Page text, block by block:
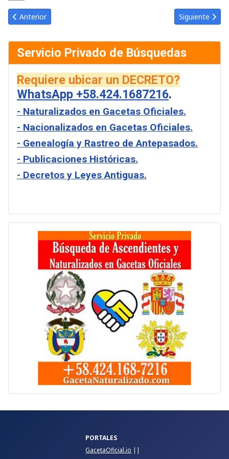
Link
Email
Artículo anterior: Gaceta Oficial de Venezuela #1178 del viernes
Anterior Artículo
Siguiente
Servicio Privado de Búsquedas
Requiere ubicar un DECRETO?
WhatsApp +58.424.1687216.
- Naturalizados en Gacetas Oficiales.
- Nacionalizados en Gacetas Oficiales.
- Genealogía y Rastreo de Antepasados.
- Publicaciones Históricas.
- Decretos y Leyes Antiguas.
PORTALES
GacetaOficial.io ||